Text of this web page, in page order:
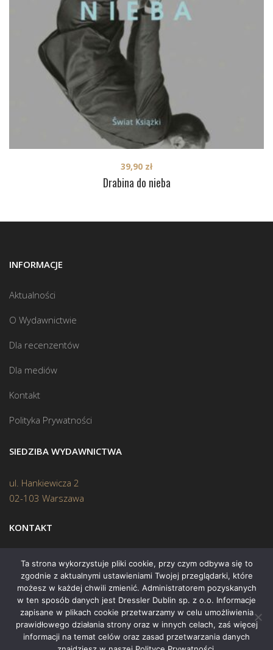
Drabina do nieba
39,90 zł
INFORMACJE
Aktualności
O Wydawnictwie
Dla recenzentów
Dla mediów
Kontakt
Polityka Prywatności
SIEDZIBA WYDAWNICTWA
ul. Hankiewicza 2
02-103 Warszawa
KONTAKT
Biuro:(22) 45 70 402
Mail:biuro@swiatksiazki.pl
Ta strona wykorzystuje pliki cookie, przy czym odbywa się to
zgodnie z aktualnymi ustawieniami Twojej przeglądarki, które
możesz w każdej chwili zmienić. Administratorem pozyskanych
w ten sposób danych jest Dressler Dublin sp. z o.o. Informacje
zapisane w plikach cookie przetwarzamy w celu umożliwienia
prawidłowego działania strony oraz w innych celach, zaś więcej
informacji na temat celów oraz zasad przetwarzania danych